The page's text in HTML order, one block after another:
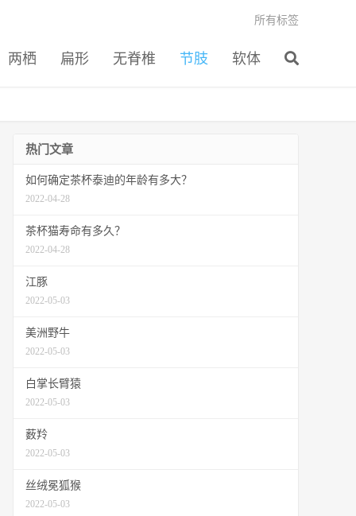
两栖 扁形 无脊椎 节肢 软体
所有标签
热门文章
如何确定茶杯泰迪的年龄有多大？
2022-04-28
茶杯猫寿命有多久？
2022-04-28
江豚
2022-05-03
美洲野牛
2022-05-03
白掌长臂猿
2022-05-03
薮羚
2022-05-03
丝绒冕狐猴
2022-05-03